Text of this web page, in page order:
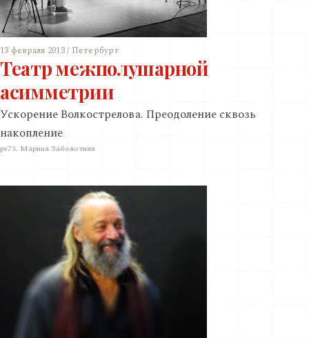
13 февраля 2013 / Петербург
Театр межполушарной
асимметрии
Ускорение Волкострелова. Преодоление сквозь
накопление
ps73. Марина Заболотняя